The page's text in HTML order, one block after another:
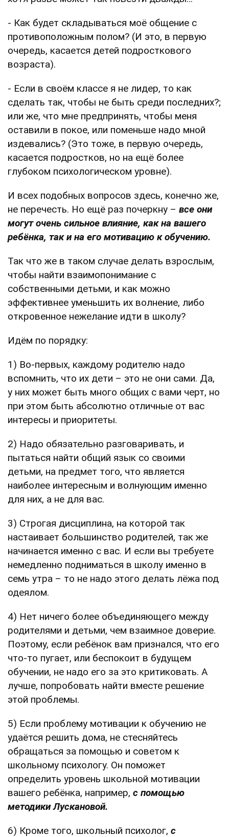
- Как будет складываться моё общение с
противоположным полом? (И это, в первую
очередь, касается детей подросткового
возраста).
- Если в своём классе я не лидер, то как
сделать так, чтобы не быть среди последних?;
или же, что мне предпринять, чтобы меня
оставили в покое, или поменьше надо мной
издевались? (Это тоже, в первую очередь,
касается подростков, но на ещё более
глубоком психологическом уровне).
И всех подобных вопросов здесь, конечно же,
не перечесть. Но ещё раз почеркну – все они
могут очень сильное влияние, как на вашего
ребёнка, так и на его мотивацию к обучению.
Так что же в таком случае делать взрослым,
чтобы найти взаимопонимание с
собственными детьми, и как можно
эффективнее уменьшить их волнение, либо
откровенное нежелание идти в школу?
Идём по порядку:
1) Во-первых, каждому родителю надо
вспомнить, что их дети – это не они сами. Да,
у них может быть много общих с вами черт, но
при этом быть абсолютно отличные от вас
интересы и приоритеты.
2) Надо обязательно разговаривать, и
пытаться найти общий язык со своими
детьми, на предмет того, что является
наиболее интересным и волнующим именно
для них, а не для вас.
3) Строгая дисциплина, на которой так
настаивает большинство родителей, так же
начинается именно с вас. И если вы требуете
немедленно подниматься в школу именно в
семь утра – то не надо этого делать лёжа под
одеялом.
4) Нет ничего более объединяющего между
родителями и детьми, чем взаимное доверие.
Поэтому, если ребёнок вам признался, что его
что-то пугает, или беспокоит в будущем
обучении, не надо его за это критиковать. А
лучше, попробовать найти вместе решение
этой проблемы.
5) Если проблему мотивации к обучению не
удаётся решить дома, не стесняйтесь
обращаться за помощью и советом к
школьному психологу. Он поможет
определить уровень школьной мотивации
вашего ребёнка, например, с помощью
методики Лускановой.
6) Кроме того, школьный психолог, с